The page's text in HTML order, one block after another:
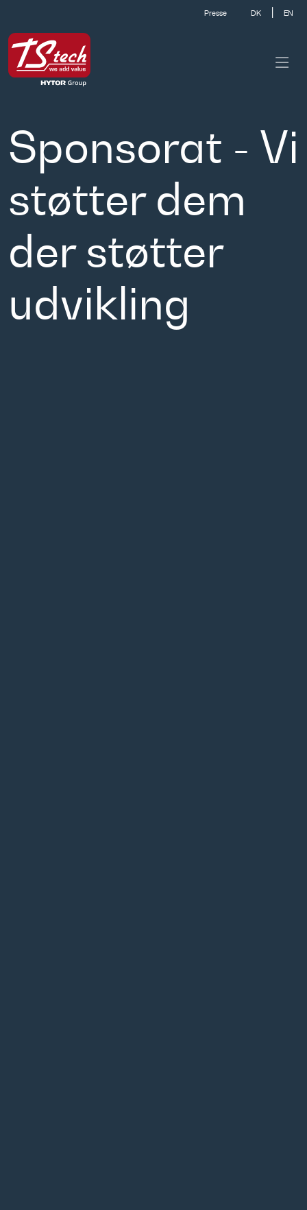
Presse DK EN
Sponsorat - Vi
støtter dem
der støtter
udvikling